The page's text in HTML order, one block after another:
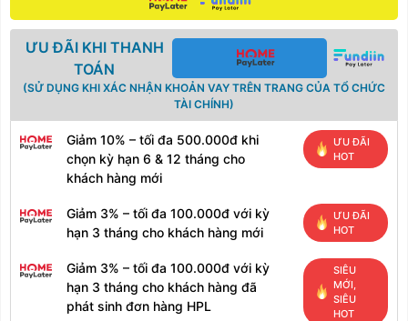
ƯU ĐÃI KHI THANH
TOÁN
(SỬ DỤNG KHI XÁC NHẬN KHOẢN VAY TRÊN TRANG CỦA TỔ CHỨC
TÀI CHÍNH)
Giảm 10% – tối đa 500.000đ khi
chọn kỳ hạn 6 & 12 tháng cho
khách hàng mới
ƯU ĐÃI
HOT
Giảm 3% – tối đa 100.000đ với kỳ
hạn 3 tháng cho khách hàng mới
ƯU ĐÃI
HOT
Giảm 3% – tối đa 100.000đ với kỳ
hạn 3 tháng cho khách hàng đã
phát sinh đơn hàng HPL
SIÊU
MỚI,
SIÊU
HOT